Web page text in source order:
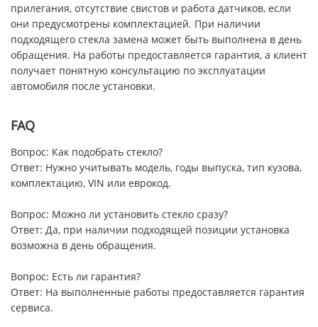
прилегания, отсутствие свистов и работа датчиков, если
они предусмотрены комплектацией. При наличии
подходящего стекла замена может быть выполнена в день
обращения. На работы предоставляется гарантия, а клиент
получает понятную консультацию по эксплуатации
автомобиля после установки.
FAQ
Вопрос: Как подобрать стекло?
Ответ: Нужно учитывать модель, годы выпуска, тип кузова,
комплектацию, VIN или еврокод.
Вопрос: Можно ли установить стекло сразу?
Ответ: Да, при наличии подходящей позиции установка
возможна в день обращения.
Вопрос: Есть ли гарантия?
Ответ: На выполненные работы предоставляется гарантия
сервиса.